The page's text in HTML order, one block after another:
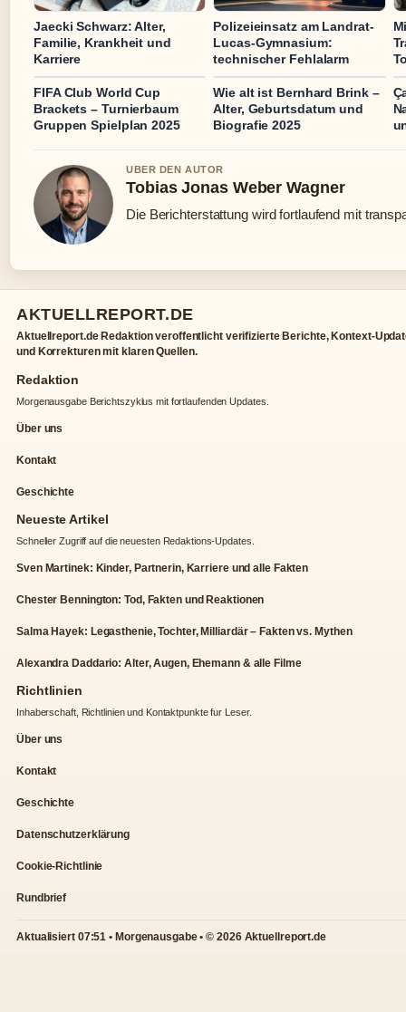
Jaecki Schwarz: Alter,
Familie, Krankheit und
Karriere
Polizeieinsatz am Landrat-
Lucas-Gymnasium:
technischer Fehlalarm
FIFA Club World Cup
Brackets – Turnierbaum
Gruppen Spielplan 2025
Wie alt ist Bernhard Brink –
Alter, Geburtsdatum und
Biografie 2025
UBER DEN AUTOR
Tobias Jonas Weber Wagner
Die Berichterstattung wird fortlaufend mit
AKTUELLREPORT.DE
Aktuellreport.de Redaktion veroffentlicht verifizierte Berichte, Kontext-
und Korrekturen mit klaren Quellen.
Redaktion
Morgenausgabe Berichtszyklus mit fortlaufenden Updates.
Über uns
Kontakt
Geschichte
Neueste Artikel
Schneller Zugriff auf die neuesten Redaktions-Updates.
Sven Martinek: Kinder, Partnerin, Karriere und alle Fakten
Chester Bennington: Tod, Fakten und Reaktionen
Salma Hayek: Legasthenie, Tochter, Milliardär – Fakten vs. Mythen
Alexandra Daddario: Alter, Augen, Ehemann & alle Filme
Richtlinien
Inhaberschaft, Richtlinien und Kontaktpunkte fur Leser.
Über uns
Kontakt
Geschichte
Datenschutzerklärung
Cookie-Richtlinie
Rundbrief
Aktualisiert 07:51 • Morgenausgabe • © 2026 Aktuellreport.de